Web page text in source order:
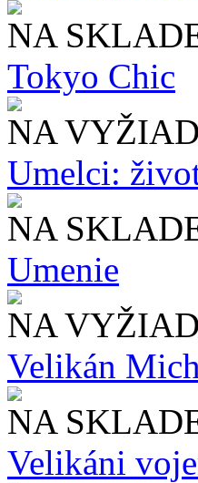
NA
Tokyo Chic
NA
Umelci:
NA
Umenie
NA
Velikán
NA
Velikáni